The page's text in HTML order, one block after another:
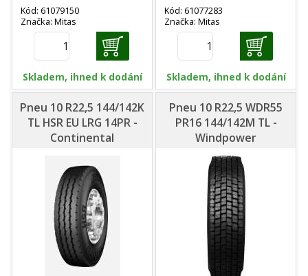
Kód: 61079150
Značka: Mitas
Skladem, ihned k dodání
Kód: 61077283
Značka: Mitas
Skladem, ihned k dodání
Pneu 10 R22,5 144/142K
TL HSR EU LRG 14PR -
Continental
Pneu 10 R22,5 WDR55
PR16 144/142M TL -
Windpower